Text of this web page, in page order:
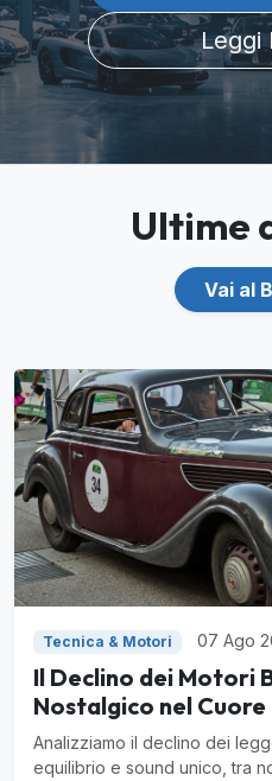
Leggi
Ultime
Vai al
Tecnica & Motori 07 Ago
Il Declino dei Motori
Nostalgico nel
Analizziamo il declino dei
equilibrio e sound unico, tra